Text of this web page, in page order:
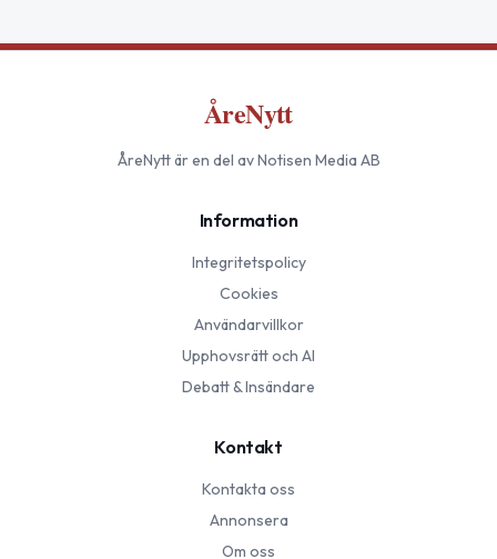
ÅreNytt
ÅreNyttär en del av Notisen Media AB
Information
Integritetspolicy
Cookies
Användarvillkor
Upphovsrätt och AI
Debatt & Insändare
Kontakt
Kontakta oss
Annonsera
Om oss